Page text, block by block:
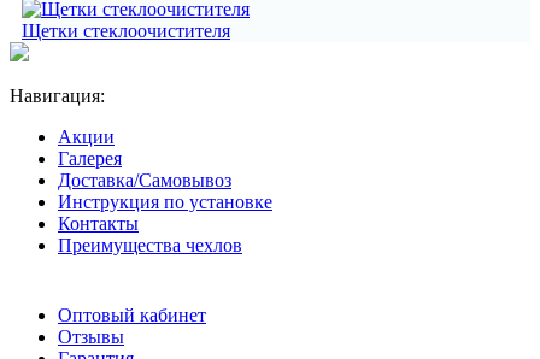
Щетки стеклоочистителя
Навигация:
Акции
Галерея
Доставка/Самовывоз
Инструкция по установке
Контакты
Преимущества чехлов
Оптовый кабинет
Отзывы